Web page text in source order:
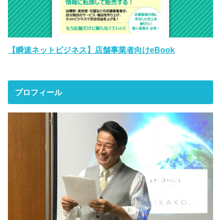
【瞬速ネットビジネス】店舗事業者向けeBook
プロフィール